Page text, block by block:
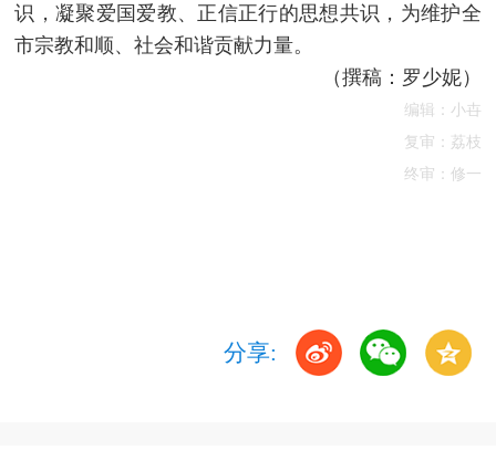
识，凝聚爱国爱教、正信正行的思想共识，为维护全
市宗教和顺、社会和谐贡献力量。
（撰稿：罗少妮）
编辑：小卋
复审：荔枝
终审：修一
分享: